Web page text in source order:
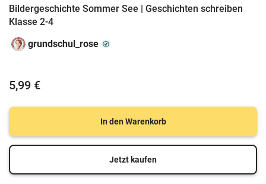
Bildergeschichte Sommer See | Geschichten schreiben
Klasse 2-4
grundschul_rose
5,99 €
In den Warenkorb
Jetzt kaufen